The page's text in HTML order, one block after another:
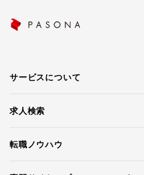
サービスについて
求人検索
転職ノウハウ